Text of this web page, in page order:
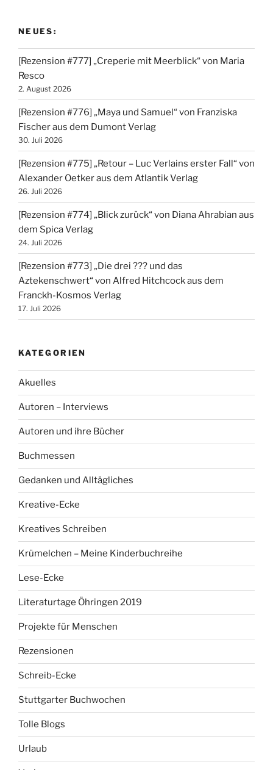
NEUES:
[Rezension #777] „Creperie mit Meerblick“ von Maria
Resco
2. August 2026
[Rezension #776] „Maya und Samuel“ von Franziska
Fischer aus dem Dumont Verlag
30. Juli 2026
[Rezension #775] „Retour – Luc Verlains erster Fall“ von
Alexander Oetker aus dem Atlantik Verlag
26. Juli 2026
[Rezension #774] „Blick zurück“ von Diana Ahrabian aus
dem Spica Verlag
24. Juli 2026
[Rezension #773] „Die drei ??? und das
Aztekenschwert“ von Alfred Hitchcock aus dem
Franckh-Kosmos Verlag
17. Juli 2026
KATEGORIEN
Akuelles
Autoren – Interviews
Autoren und ihre Bücher
Buchmessen
Gedanken und Alltägliches
Kreative-Ecke
Kreatives Schreiben
Krümelchen – Meine Kinderbuchreihe
Lese-Ecke
Literaturtage Öhringen 2019
Projekte für Menschen
Rezensionen
Schreib-Ecke
Stuttgarter Buchwochen
Tolle Blogs
Urlaub